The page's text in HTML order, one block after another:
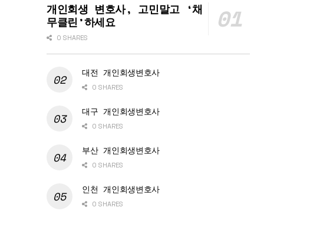
개인회생 변호사, 고민말고 ‘채
무클린’하세요
0 SHARES
대전 개인회생변호사
0 SHARES
대구 개인회생변호사
0 SHARES
부산 개인회생변호사
0 SHARES
인천 개인회생변호사
0 SHARES